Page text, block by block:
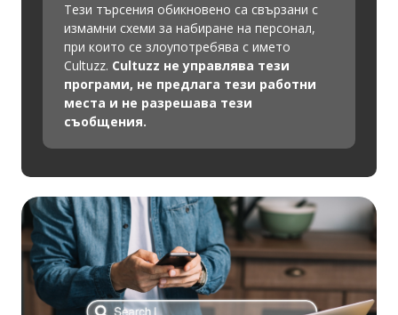
Тези търсения обикновено са свързани с
измамни схеми за набиране на персонал,
при които се злоупотребява с името
Cultuzz. Cultuzz не управлява тези
програми, не предлага тези работни
места и не разрешава тези
съобщения.